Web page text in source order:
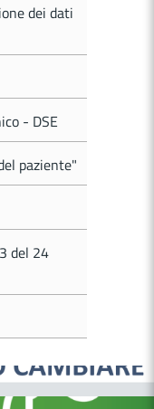
dei dati
- DSE
paziente"
del 24
FAMIGLIA
CALORE